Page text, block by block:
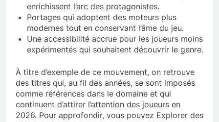
enrichissent l’arc des protagonistes.
Portages qui adoptent des moteurs plus
modernes tout en conservant l’âme du jeu.
Une accessibilité accrue pour les joueurs moins
expérimentés qui souhaitent découvrir le genre.
À titre d’exemple de ce mouvement, on retrouve
des titres qui, au fil des années, se sont imposés
comme références dans le domaine et qui
continuent d’attirer l’attention des joueurs en
2026. Pour approfondir, vous pouvez Explorer des